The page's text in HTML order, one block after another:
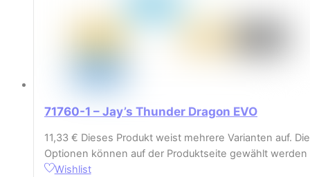
71760-1 – Jay’s Thunder Dragon EVO
11,33 € Dieses Produkt weist mehrere Varianten auf. Die
Optionen können auf der Produktseite gewählt werden
Wishlist